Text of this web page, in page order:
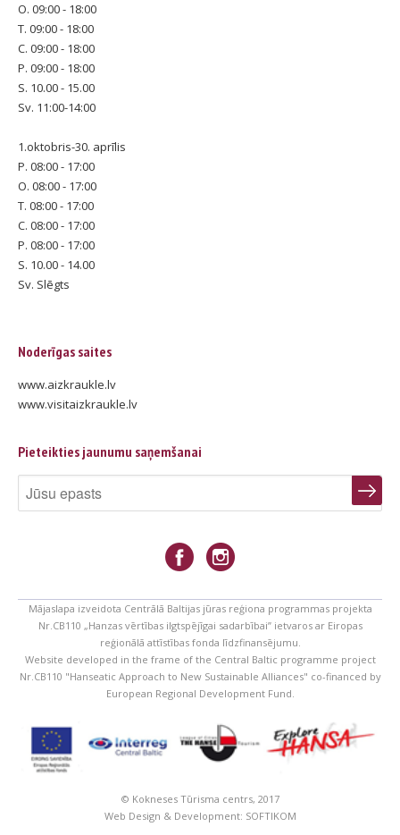
O. 09:00 - 18:00
T. 09:00 - 18:00
C. 09:00 - 18:00
P. 09:00 - 18:00
S. 10.00 - 15.00
Sv. 11:00-14:00
1.oktobris-30. aprīlis
P. 08:00 - 17:00
O. 08:00 - 17:00
T. 08:00 - 17:00
C. 08:00 - 17:00
P. 08:00 - 17:00
S. 10.00 - 14.00
Sv. Slēgts
Noderīgas saites
www.aizkraukle.lv
www.visitaizkraukle.lv
Pieteikties jaunumu saņemšanai
Mājaslapa izveidota Centrālā Baltijas jūras reģiona programmas projekta
Nr.CB110 „Hanzas vērtības ilgtspējīgai sadarbībai” ietvaros ar Eiropas
reģionālā attīstības fonda līdzfinansējumu.
Website developed in the frame of the Central Baltic programme project
Nr.CB110 "Hanseatic Approach to New Sustainable Alliances" co-financed by
European Regional Development Fund.
© Kokneses Tūrisma centrs, 2017
Web Design & Development: SOFTIKOM